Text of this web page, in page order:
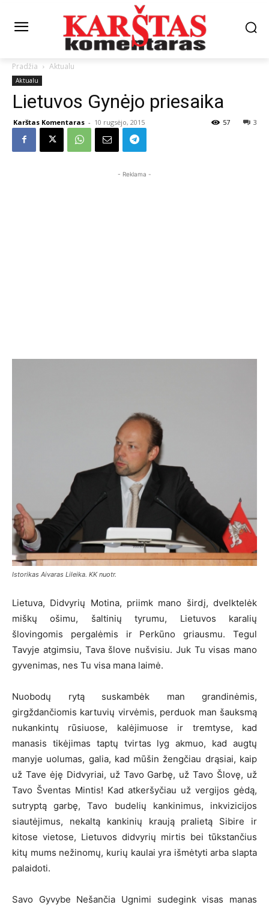
Pradžia Aktualu
Aktualu
Lietuvos Gynėjo priesaika
Karštas Komentaras - 10 rugsėjo, 2015 3
57
- Reklama -
Istorikas Aivaras Lileika. KK nuotr.
Lietuva, Didvyrių Motina, priimk mano širdį, dvelktelėk
miškų ošimu, šaltinių tyrumu, Lietuvos karalių
šlovingomis pergalėmis ir Perkūno griausmu. Tegul
Tavyje atgimsiu, Tava šlove nušvisiu. Juk Tu visas mano
gyvenimas, nes Tu visa mana laimė.
Nuobodų rytą suskambėk man grandinėmis,
girgždančiomis kartuvių virvėmis, perduok man šauksmą
nukankintų rūsiuose, kalėjimuose ir tremtyse, kad
manasis tikėjimas taptų tvirtas lyg akmuo, kad augtų
manyje uolumas, galia, kad mūšin žengčiau drąsiai, kaip
už Tave ėję Didvyriai, už Tavo Garbę, už Tavo Šlovę, už
Tavo Šventas Mintis! Kad atkeršyčiau už vergijos gėdą,
sutryptą garbę, Tavo budelių kankinimus, inkvizicijos
siautėjimus, nekaltą kankinių kraują pralietą Sibire ir
kitose vietose, Lietuvos didvyrių mirtis bei tūkstančius
kitų mums nežinomų, kurių kaulai yra išmėtyti arba slapta
palaidoti.
Savo Gyvybe Nešančia Ugnimi sudegink visas manas